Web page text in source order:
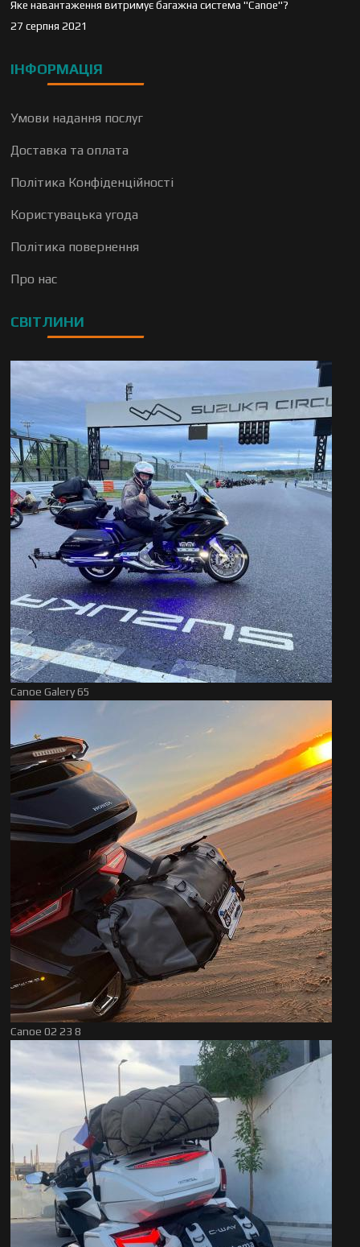
Яке навантаження витримує багажна система "Canoe"?
27 серпня 2021
ІНФОРМАЦІЯ
Умови надання послуг
Доставка та оплата
Політика Конфіденційності
Користувацька угода
Політика повернення
Про нас
СВІТЛИНИ
Canoe Galery 65
Canoe 02 23 8